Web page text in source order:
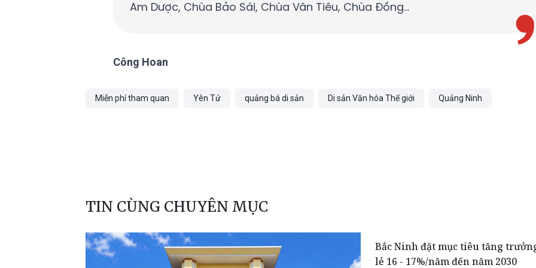
Am Dược, Chùa Bảo Sái, Chùa Vân Tiêu, Chùa Đồng…
Công Hoan
Miễn phí tham quan Yên Tử quảng bá di sản Di sản Văn hóa Thế giới Quảng Ninh
TIN CÙNG CHUYÊN MỤC
Bắc Ninh đặt mục tiêu tăng
lẻ 16 - 17%/năm đến năm 2030